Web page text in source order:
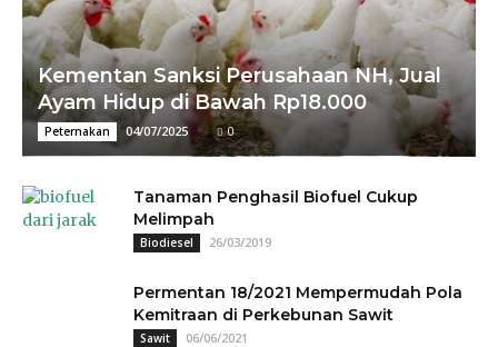
Kementan Sanksi Perusahaan NH, Jual
Ayam Hidup di Bawah Rp18.000
Peternakan 04/07/2025 0
Tanaman Penghasil Biofuel Cukup
Melimpah
Biodiesel 26/03/2019
Permentan 18/2021 Mempermudah Pola
Kemitraan di Perkebunan Sawit
Sawit 06/06/2021